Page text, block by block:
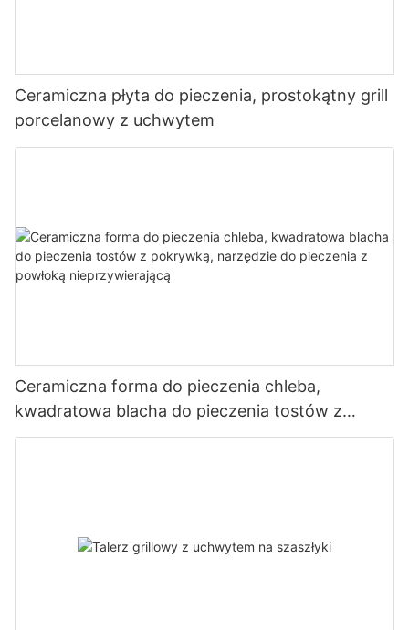
Ceramiczna płyta do pieczenia, prostokątny grill
porcelanowy z uchwytem
Ceramiczna forma do pieczenia chleba,
kwadratowa blacha do pieczenia tostów z
pokrywką, narzędzie do pieczenia z powłoką